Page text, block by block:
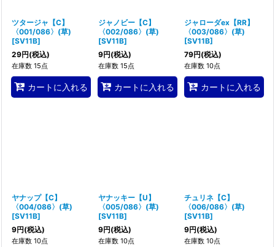
ツタージャ【C】
〈001/086〉(草)
[SV11B]
29円(税込)
在庫数 15点
カートに入れる
ジャノビー【C】
〈002/086〉(草)
[SV11B]
9円(税込)
在庫数 15点
カートに入れる
ジャローダex【RR】
〈003/086〉(草)
[SV11B]
79円(税込)
在庫数 10点
カートに入れる
ヤナップ【C】
〈004/086〉(草)
[SV11B]
9円(税込)
在庫数 10点
ヤナッキー【U】
〈005/086〉(草)
[SV11B]
9円(税込)
在庫数 10点
チュリネ【C】
〈006/086〉(草)
[SV11B]
9円(税込)
在庫数 10点